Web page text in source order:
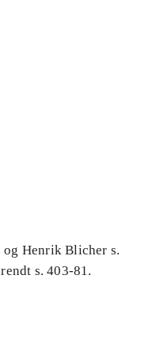
og Henrik Blicher s.
s. 403-81.